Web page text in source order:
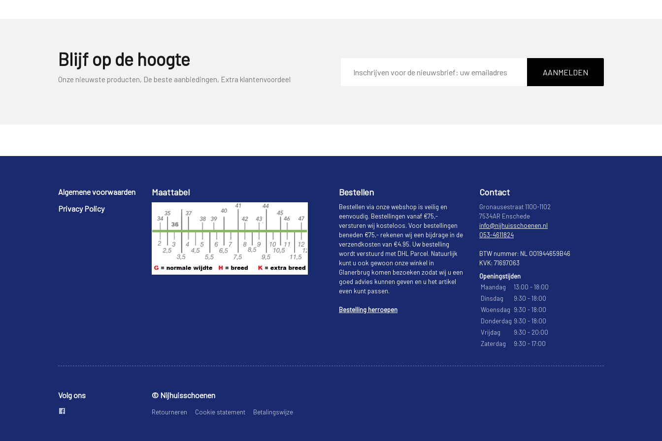
Blijf op de hoogte
Onze nieuwste producten, De beste aanbiedingen, Extra klantenvoordeel
mailadres
AANMELDEN
Footer
Algemene voorwaarden
Privacy Policy
Maattabel Bestellen
Bestellen via onze webshop is veilig en
eenvoudig. Bestellingen vanaf €75,-
versturen wij kosteloos. Voor bestellingen
beneden €75,- rekenen wij een bijdrage in de
verzendkosten van €4.95. Uw bestelling
wordt verstuurd met DHL Parcel. Natuurlijk
kunt u ook gewoon onze winkel in
Glanerbrug komen bezoeken zodat wij u een
goed advies kunnen geven en u het artikel
even kunt passen.
Bestelling herroepen
Contact
Gronausestraat 1100-1102
7534AR Enschede
info@nijhuisschoenen.nl
053-4611824
BTW nummer: NL 001944659B46
KVK: 71697063
Openingstijden
Maandag
13:00 - 18:00
Dinsdag
9:30 - 18:00
Woensdag 9:30 - 18:00
Donderdag 9:30 - 18:00
Vrijdag
9:30 - 20:00
Zaterdag
9:30 - 17:00
Volg ons © Nijhuisschoenen
Retourneren Cookie statement Betalingswijze